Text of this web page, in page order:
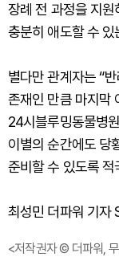
장례 전 과정을 지
충분히 애도할 수
별다만 관계자는 “
존재인 만큼 마지막
24시블루밍동물병
이별의 순간에도 당
준비할 수 있도록
최성민 더파워 기
<저작권자 © 더파워,